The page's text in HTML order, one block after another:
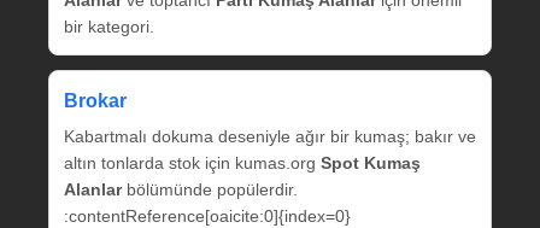
bir kategori.
Brokar
Kabartmalı dokuma deseniyle ağır bir kumaş; bakır ve
altın tonlarda stok için kumas.org Spot Kumaş
Alanlarbölümünde popülerdir.
:contentReference[oaicite:0]{index=0}